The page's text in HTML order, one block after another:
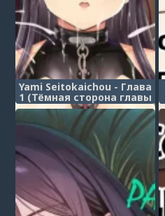
Yami Seitokaichou - Глава
1 (Тёмная сторона главы
студсовета)